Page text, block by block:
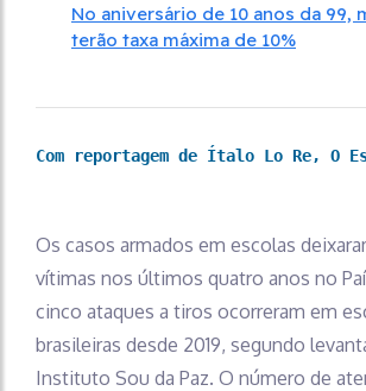
No aniversário de 10 anos da 99,
terão taxa máxima de 10%
Com reportagem de Ítalo Lo Re, O
Os casos armados em escolas
vítimas nos últimos quatro anos no
cinco ataques a tiros ocorreram em
brasileiras desde 2019, segundo
Instituto Sou da Paz. O número de